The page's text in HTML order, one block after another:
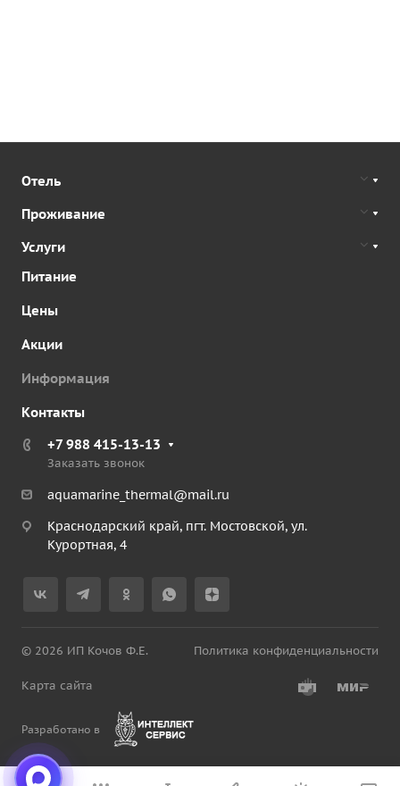
Отель
Проживание
Услуги
Питание
Цены
Акции
Информация
Контакты
+7 988 415-13-13
Заказать звонок
aquamarine_thermal@mail.ru
Краснодарский край, пгт. Мостовской, ул.
Курортная, 4
© 2026 ИП Кочов Ф.Е. Политика конфиденциальности
Карта сайта
Разработано в